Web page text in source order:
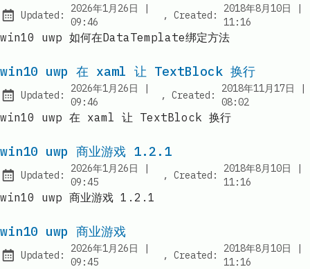
Updated:
2026年1月26日 |
09:46
, Created:
2018年8月10日 |
11:16
win10 uwp 如何在DataTemplate绑定方法
win10 uwp 在 xaml 让 TextBlock 换行
Updated:
2026年1月26日 |
09:46
, Created:
2018年11月17日
|
at
08:02
win10 uwp 在 xaml 让 TextBlock 换行
win10 uwp 商业游戏 1.2.1
Updated:
2026年1月26日 |
09:45
, Created:
2018年8月10日 |
11:16
win10 uwp 商业游戏 1.2.1
win10 uwp 商业游戏
Updated:
2026年1月26日 |
09:45
, Created:
2018年8月10日 |
11:16